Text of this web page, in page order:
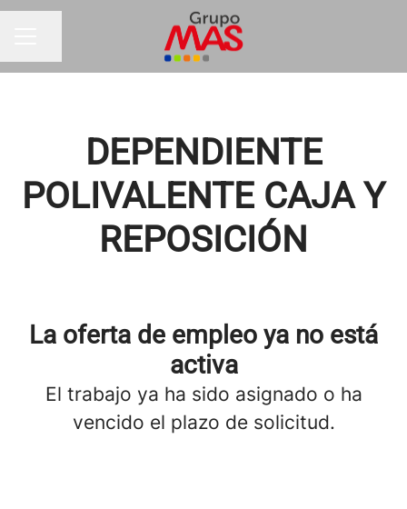
DEPENDIENTE
POLIVALENTE CAJA Y
REPOSICIÓN
La oferta de empleo ya no está
activa
El trabajo ya ha sido asignado o ha
vencido el plazo de solicitud.